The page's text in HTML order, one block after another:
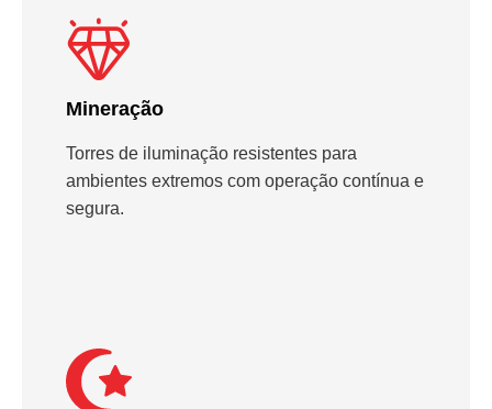
Mineração
Torres de iluminação resistentes para
ambientes extremos com operação contínua e
segura.